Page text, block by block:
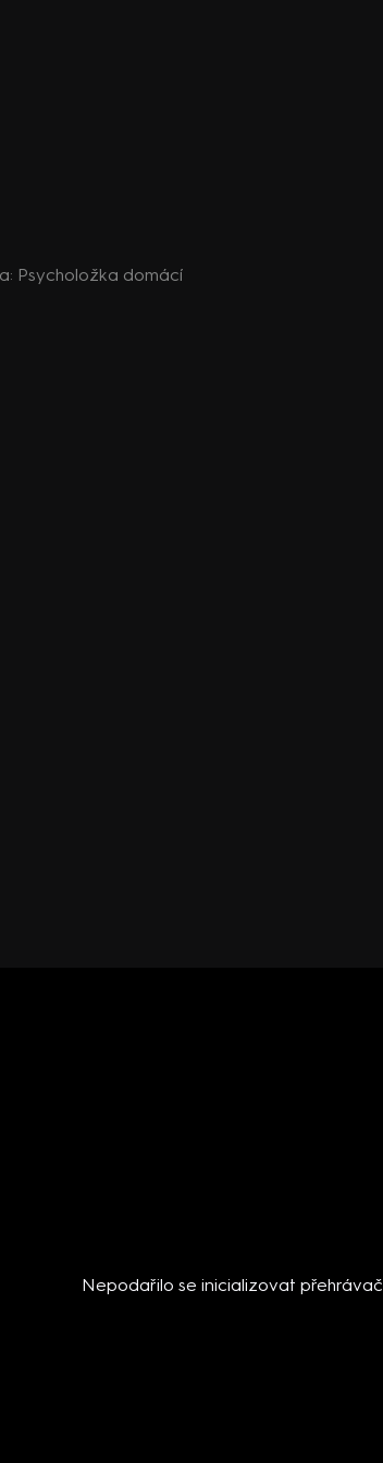
Psycholožka domácí
Nepodařilo se inicializovat přehrávač